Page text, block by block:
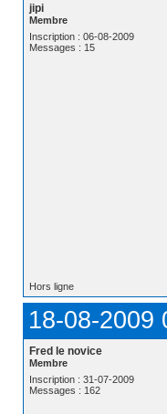
jipi
Membre
Inscription : 06-08-2009
Messages : 15
Hors ligne
18-08-2009
Fred le novice
Membre
Inscription : 31-07-2009
Messages : 162